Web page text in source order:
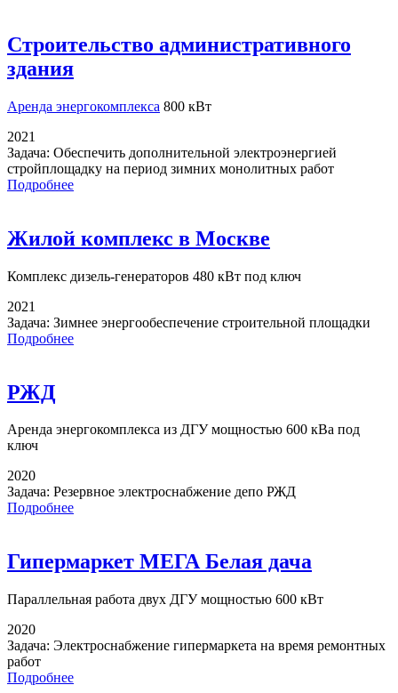
Строительство административного
здания
Аренда энергокомплекса 800 кВт
2021
Задача: Обеспечить дополнительной электроэнергией
стройплощадку на период зимних монолитных работ
Подробнее
Жилой комплекс в Москве
Комплекс дизель-генераторов 480 кВт под ключ
2021
Задача: Зимнее энергообеспечение строительной площадки
Подробнее
РЖД
Аренда энергокомплекса из ДГУ мощностью 600 кВа под
ключ
2020
Задача: Резервное электроснабжение депо РЖД
Подробнее
Гипермаркет МЕГА Белая дача
Параллельная работа двух ДГУ мощностью 600 кВт
2020
Задача: Электроснабжение гипермаркета на время ремонтных
работ
Подробнее